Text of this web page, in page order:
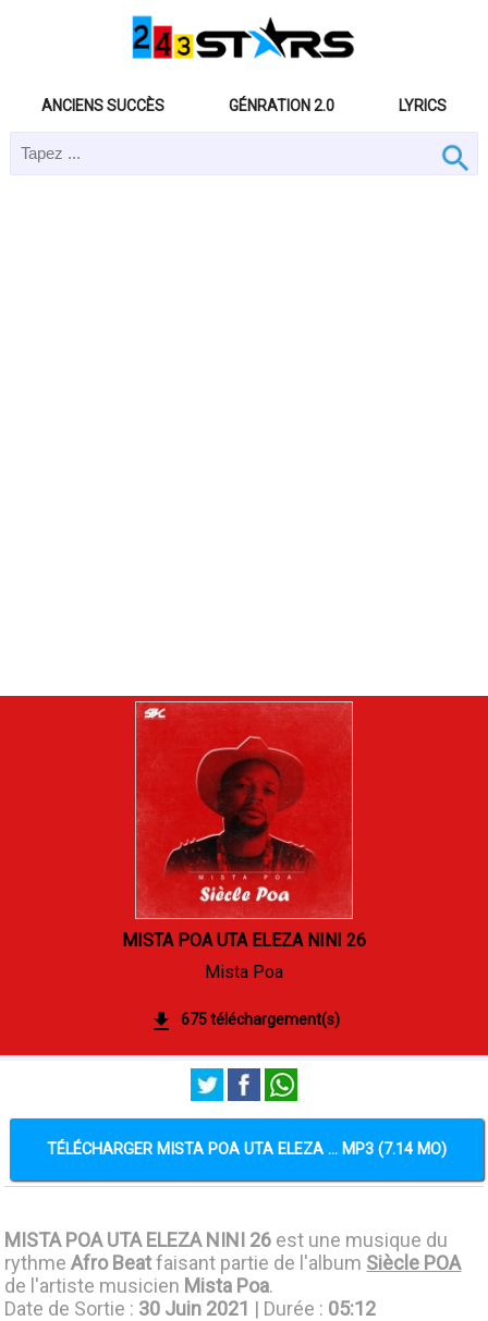
ANCIENS SUCCÈS GÉNRATION 2.0 LYRICS
MISTA POA UTA ELEZA NINI 26
Mista Poa
675 téléchargement(s)
TÉLÉCHARGER MISTA POA UTA ELEZA ... MP3 (7.14 MO)
MISTA POA UTA ELEZA NINI 26 est une musique du
rythmeAfro Beatfaisant partie de l'album Siècle POA
de l'artiste musicien Mista Poa.
Date de Sortie : 30 Juin 2021 | Durée : 05:12